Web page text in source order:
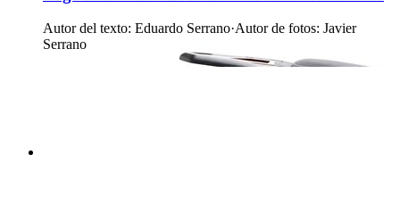
Autor del texto: Eduardo Serrano·Autor de fotos: Javier
Serrano